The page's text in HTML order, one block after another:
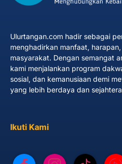
Ulurtangan.com hadir sebagai
menghadirkan manfaat,
masyarakat. Dengan semangat
kami menjalankan program
sosial, dan kemanusiaan demi
yang lebih berdaya dan
Ikuti Kami